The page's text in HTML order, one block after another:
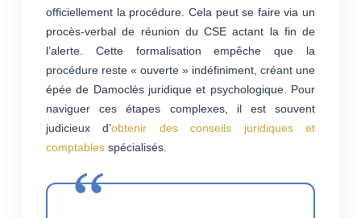
officiellement la procédure. Cela peut se faire via un
procès-verbal de réunion du CSE actant la fin de
l’alerte. Cette formalisation empêche que la
procédure reste « ouverte » indéfiniment, créant une
épée de Damoclès juridique et psychologique. Pour
naviguer ces étapes complexes, il est souvent
judicieux d’obtenir des conseils juridiques et
comptables spécialisés.